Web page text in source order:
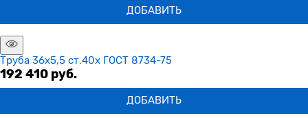
ДОБАВИТЬ
Труба 36х5,5 ст.40х ГОСТ 8734-75
192 410 руб.
ДОБАВИТЬ